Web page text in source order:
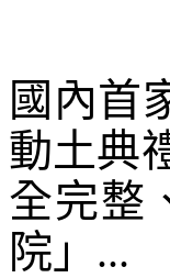
國內首
動土典
全完整
院」...